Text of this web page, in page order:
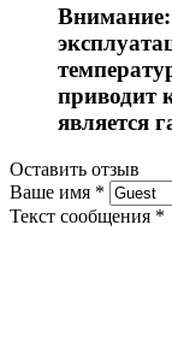
приводит
является
Оставить отзыв
Ваше имя *
Текст сообщения *